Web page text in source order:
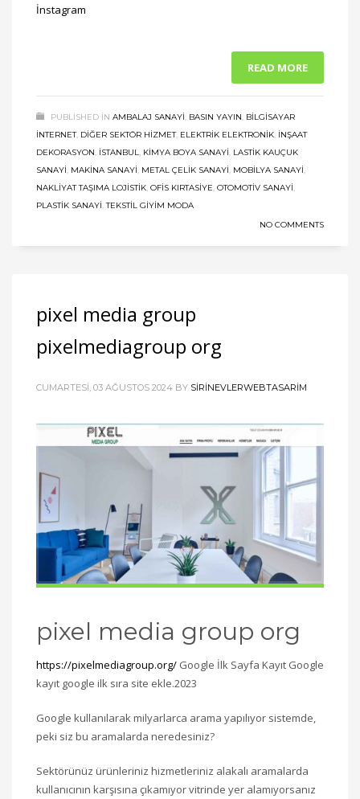
İnstagram
READ MORE
PUBLISHED IN AMBALAJ SANAYI, BASIN YAYIN, BILGISAYAR
İNTERNET, DIĞER SEKTÖR HIZMET, ELEKTRIK ELEKTRONIK, İNŞAAT
DEKORASYON, ISTANBUL, KIMYA BOYA SANAYI, LASTIK KAUÇUK
SANAYI, MAKINA SANAYI, METAL ÇELIK SANAYI, MOBILYA SANAYI,
NAKLIYAT TAŞIMA LOJISTIK, OFIS KIRTASIYE, OTOMOTIV SANAYI,
PLASTIK SANAYI,TEKSTIL GIYIM MODA
NO COMMENTS
pixel media group
pixelmediagroup org
CUMARTESI, 03 AĞUSTOS 2024 BY SIRINEVLERWEBTASARIM
pixel media group org
https://pixelmediagroup.org/ Google İlk Sayfa Kayıt Google
kayıt google ilk sıra site ekle.2023
Google kullanılarak milyarlarca arama yapılıyor sistemde,
peki siz bu aramalarda neredesiniz?
Sektörünüz ürünleriniz hizmetleriniz alakalı aramalarda
kullanıcının karşısına çıkamıyor vitrinde yer alamıyorsanız